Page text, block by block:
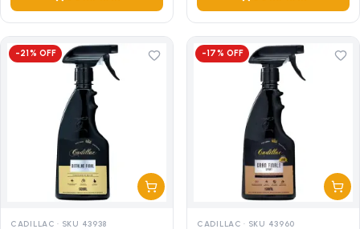
-21% OFF
CADILLAC · SKU 43938
-17% OFF
CADILLAC · SKU 43960